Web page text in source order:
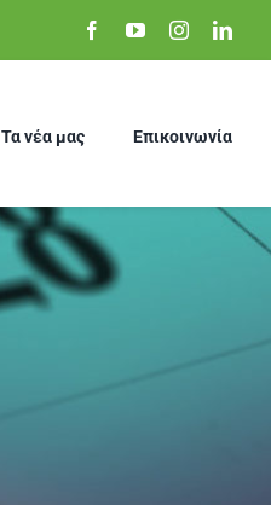
Τα νέα μας Επικοινωνία